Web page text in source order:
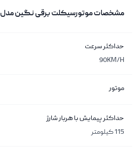
مشخصات
مشخصاتموتورسیکلت برقی نگین مدل SL40
حداکثر سرعت
90KM/H
موتور
حداکثر پیمایش با هربار شارژ
115 کیلومتر